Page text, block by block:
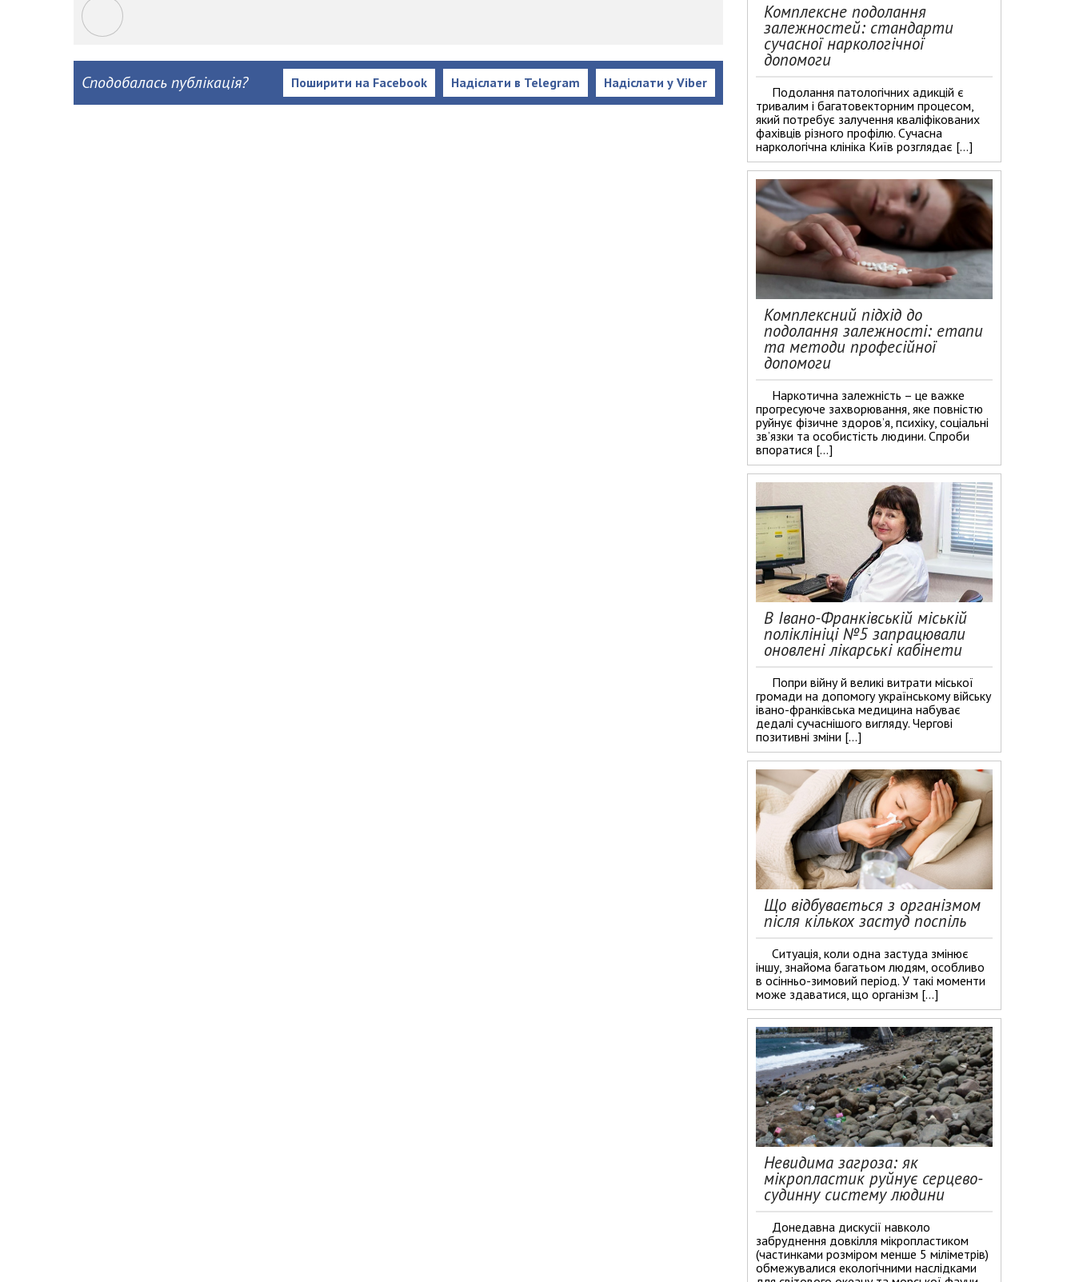
Сподобалась публікація? Надіслати у Viber
Надіслати в Telegram
Поширити на Facebook
Комплексне подолання
залежностей: стандарти
сучасної наркологічної
допомоги
Подолання патологічних адикцій є
тривалим і багатовекторним процесом,
який потребує залучення кваліфікованих
фахівців різного профілю. Сучасна
наркологічна клініка Київ розглядає […]
Комплексний підхід до
подолання залежності: етапи
та методи професійної
допомоги
Наркотична залежність – це важке
прогресуюче захворювання, яке повністю
руйнує фізичне здоров’я, психіку, соціальні
зв’язки та особистість людини. Спроби
впоратися […]
В Івано-Франківській міській
поліклініці №5 запрацювали
оновлені лікарські кабінети
Попри війну й великі витрати міської
громади на допомогу українському війську
івано-франківська медицина набуває
дедалі сучаснішого вигляду. Чергові
позитивні зміни […]
Що відбувається з організмом
після кількох застуд поспіль
Ситуація, коли одна застуда змінює
іншу, знайома багатьом людям, особливо
в осінньо-зимовий період. У такі моменти
може здаватися, що організм […]
Невидима загроза: як
мікропластик руйнує серцево-
судинну систему людини
Донедавна дискусії навколо
забруднення довкілля мікропластиком
(частинками розміром менше 5 міліметрів)
обмежувалися екологічними наслідками